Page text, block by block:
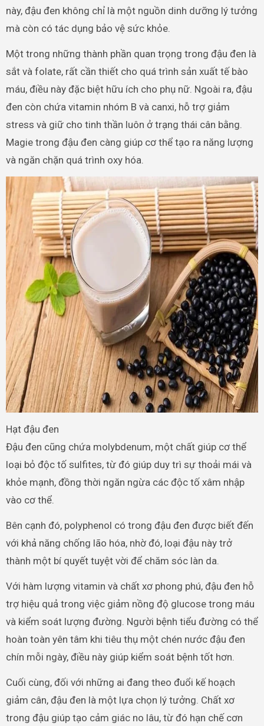
này, đậu đen không chỉ là một nguồn dinh dưỡng lý tưởng
mà còn có tác dụng bảo vệ sức khỏe.
Một trong những thành phần quan trọng trong đậu đen là
sắt và folate, rất cần thiết cho quá trình sản xuất tế bào
máu, điều này đặc biệt hữu ích cho phụ nữ. Ngoài ra, đậu
đen còn chứa vitamin nhóm B và canxi, hỗ trợ giảm
stress và giữ cho tinh thần luôn ở trạng thái cân bằng.
Magie trong đậu đen càng giúp cơ thể tạo ra năng lượng
và ngăn chặn quá trình oxy hóa.
Hạt đậu đen
Đậu đen cũng chứa molybdenum, một chất giúp cơ thể
loại bỏ độc tố sulfites, từ đó giúp duy trì sự thoải mái và
khỏe mạnh, đồng thời ngăn ngừa các độc tố xâm nhập
vào cơ thể.
Bên cạnh đó, polyphenol có trong đậu đen được biết đến
với khả năng chống lão hóa, nhờ đó, loại đậu này trở
thành một bí quyết tuyệt vời để chăm sóc làn da.
Với hàm lượng vitamin và chất xơ phong phú, đậu đen hỗ
trợ hiệu quả trong việc giảm nồng độ glucose trong máu
và kiểm soát lượng đường. Người bệnh tiểu đường có thể
hoàn toàn yên tâm khi tiêu thụ một chén nước đậu đen
chín mỗi ngày, điều này giúp kiểm soát bệnh tốt hơn.
Cuối cùng, đối với những ai đang theo đuổi kế hoạch
giảm cân, đậu đen là một lựa chọn lý tưởng. Chất xơ
trong đậu giúp tạo cảm giác no lâu, từ đó hạn chế cơn